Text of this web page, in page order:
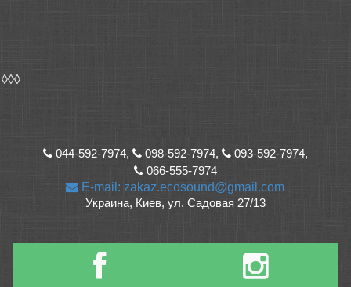
◊◊◊
044-592-7974, 098-592-7974,
093-592-7974,
066-555-7974
E-mail: zakaz.ecosound@gmail.com
Украина, Киев, ул. Садовая 27/13